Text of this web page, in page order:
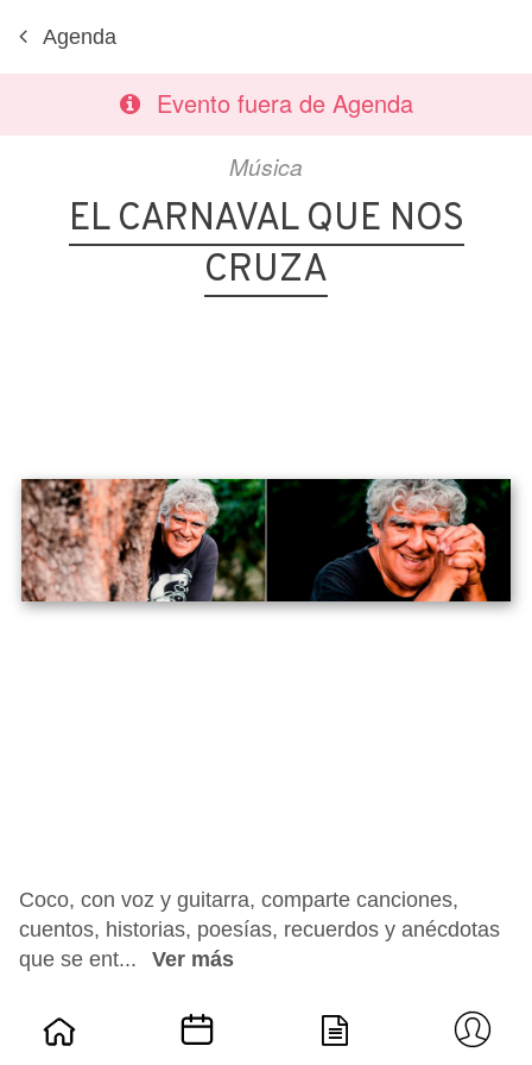
Agenda
Evento fuera de Agenda
Música
EL CARNAVAL QUE NOS
CRUZA
Coco, con voz y guitarra, comparte canciones,
cuentos, historias, poesías, recuerdos y anécdotas
que se ent...
Ver más